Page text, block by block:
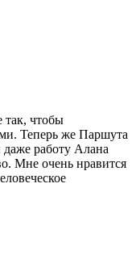
чтобы
Теперь же Паршута
даже работу Алана
Мне очень нравится